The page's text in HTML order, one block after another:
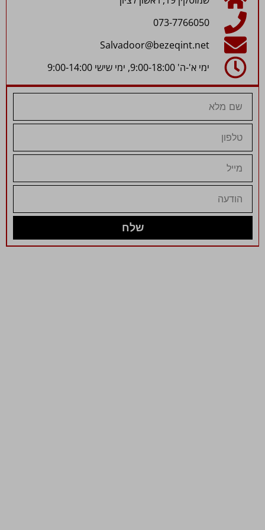
073-7766050
Salvadoor@bezeqint.net
ימי א'-ה' 9:00-18:00, ימי שישי 9:00-14:00
שלח